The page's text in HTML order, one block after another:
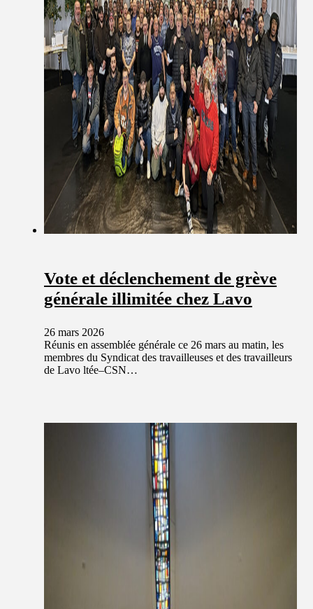
Vote et déclenchement de grève
générale illimitée chez Lavo
26 mars 2026
Réunis en assemblée générale ce 26 mars au matin, les
membres du Syndicat des travailleuses et des travailleurs
de Lavo ltée–CSN…